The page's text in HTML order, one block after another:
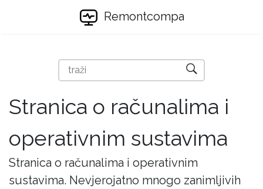
Remontcompa
Stranica o računalima i
operativnim sustavima
Stranica o računalima i operativnim
sustavima. Nevjerojatno mnogo zanimljivih